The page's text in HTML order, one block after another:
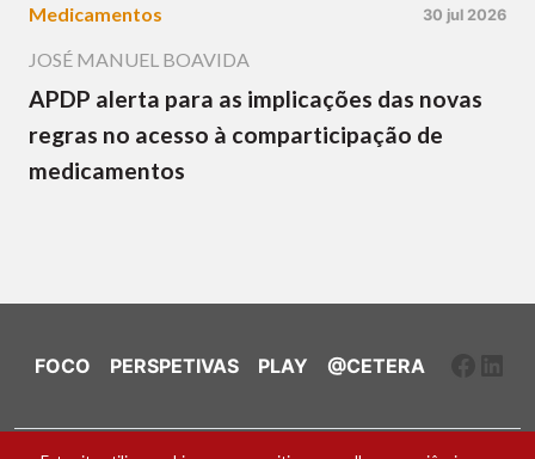
Medicamentos 30 jul 2026
JOSÉ MANUEL BOAVIDA
APDP alerta para as implicações das novas
regras no acesso à comparticipação de
medicamentos
FOCO PERSPETIVAS PLAY @CETERA